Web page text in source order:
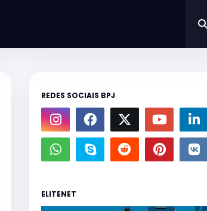
REDES SOCIAIS BPJ
ELITENET